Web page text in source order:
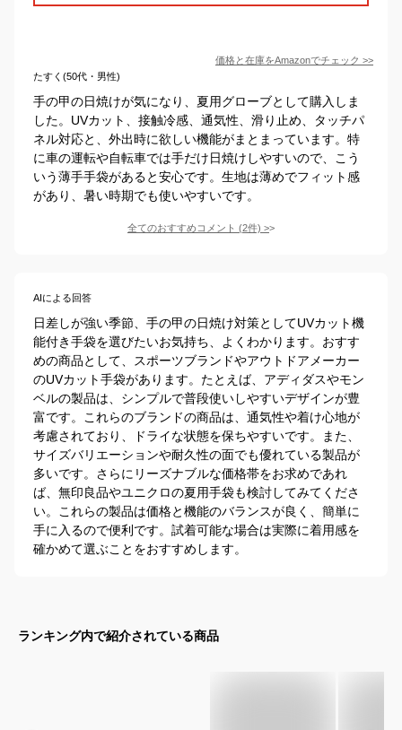
価格と在庫をAmazonでチェック >>
たすく(50代・男性)
手の甲の日焼けが気になり、夏用グローブとして購入しま
した。UVカット、接触冷感、通気性、滑り止め、タッチパ
ネル対応と、外出時に欲しい機能がまとまっています。特
に車の運転や自転車では手だけ日焼けしやすいので、こう
いう薄手手袋があると安心です。生地は薄めでフィット感
があり、暑い時期でも使いやすいです。
全てのおすすめコメント (2件) >
AIによる回答
日差しが強い季節、手の甲の日焼け対策としてUVカット機
能付き手袋を選びたいお気持ち、よくわかります。おすす
めの商品として、スポーツブランドやアウトドアメーカー
のUVカット手袋があります。たとえば、アディダスやモン
ベルの製品は、シンプルで普段使いしやすいデザインが豊
富です。これらのブランドの商品は、通気性や着け心地が
考慮されており、ドライな状態を保ちやすいです。また、
サイズバリエーションや耐久性の面でも優れている製品が
多いです。さらにリーズナブルな価格帯をお求めであれ
ば、無印良品やユニクロの夏用手袋も検討してみてくださ
い。これらの製品は価格と機能のバランスが良く、簡単に
手に入るので便利です。試着可能な場合は実際に着用感を
確かめて選ぶことをおすすめします。
ランキング内で紹介されている商品